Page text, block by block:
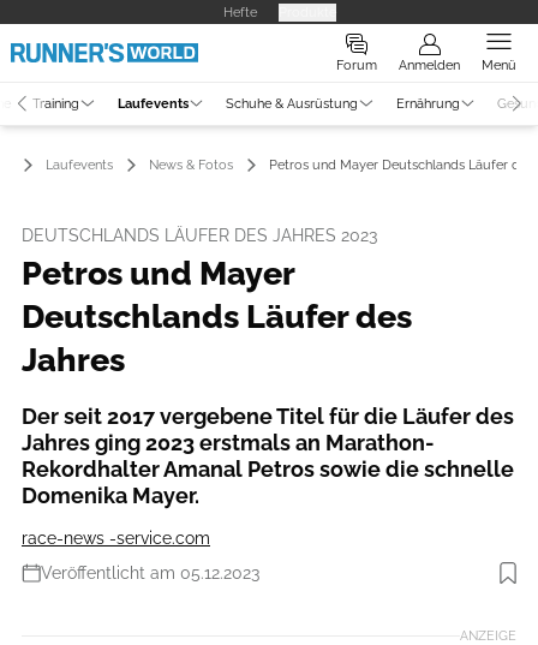
Hefte
Forum Anmelden Menü
Training Laufevents Schuhe & Ausrüstung Ernährung
Laufevents News & Fotos Petros und Mayer Deutschlands Läufer des
DEUTSCHLANDS LÄUFER DES JAHRES 2023
Petros und Mayer
Deutschlands Läufer des
Jahres
Der seit 2017 vergebene Titel für die Läufer des
Jahres ging 2023 erstmals an Marathon-
Rekordhalter Amanal Petros sowie die schnelle
Domenika Mayer.
race-news -service.com
Veröffentlicht am 05.12.2023
Foto: Norbert Wilhelmi
ANZEIGE